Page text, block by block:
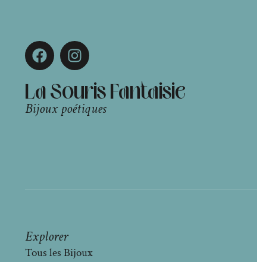
La Souris Fantaisie
Bijoux poétiques
Explorer
Tous les Bijoux